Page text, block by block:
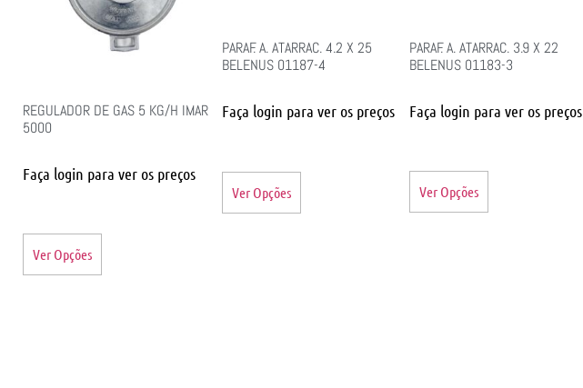
REGULADOR DE GAS 5 KG/H IMAR
5000
Faça login para ver os preços
Ver Opções
PARAF. A. ATARRAC. 4.2 X 25
BELENUS 01187-4
Faça login para ver os preços
Ver Opções
PARAF. A. ATARRAC. 3.9 X 22
BELENUS 01183-3
Faça login para ver os preços
Ver Opções